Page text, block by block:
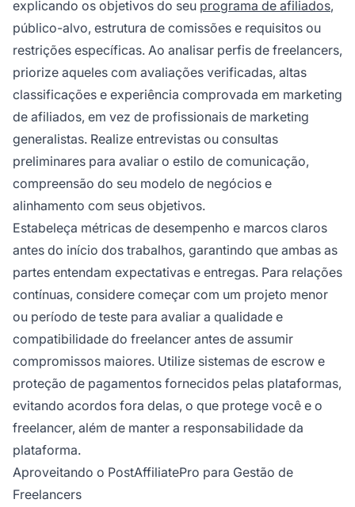
explicando os objetivos do seu programa de afiliados,
público-alvo, estrutura de comissões e requisitos ou
restrições específicas. Ao analisar perfis de freelancers,
priorize aqueles com avaliações verificadas, altas
classificações e experiência comprovada em marketing
de afiliados, em vez de profissionais de marketing
generalistas. Realize entrevistas ou consultas
preliminares para avaliar o estilo de comunicação,
compreensão do seu modelo de negócios e
alinhamento com seus objetivos.
Estabeleça métricas de desempenho e marcos claros
antes do início dos trabalhos, garantindo que ambas as
partes entendam expectativas e entregas. Para relações
contínuas, considere começar com um projeto menor
ou período de teste para avaliar a qualidade e
compatibilidade do freelancer antes de assumir
compromissos maiores. Utilize sistemas de escrow e
proteção de pagamentos fornecidos pelas plataformas,
evitando acordos fora delas, o que protege você e o
freelancer, além de manter a responsabilidade da
plataforma.
Aproveitando o PostAffiliatePro para Gestão de
Freelancers